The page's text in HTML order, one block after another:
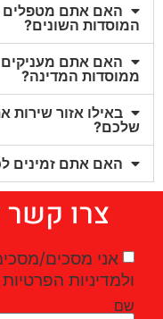
האם אתם מטפלים
המוסדות השונים?
האם אתם מעניקים
ממוסדות המדינה?
באילו אזור שירות
שלכם?
האם אתם זמינים
צרו קשר
אני מסכים/
ולמדיניות
שם